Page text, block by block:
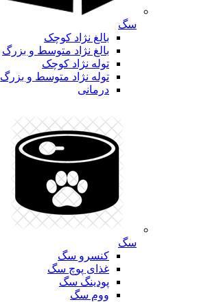
سگ
بالغ نژاد کوچک
بالغ نژاد متوسط و بزرگ
توله نژاد کوچک
توله نژاد متوسط و بزرگ
درمانی
سگ
کنسرو سگ
غذای پوچ سگ
پودینگ سگ
ووم سگ